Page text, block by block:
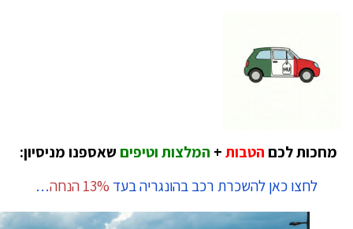
לכםהטבות+המלצות וטיפיםשאספנו מניסיון:
לחצו כאן להשכרת רכב בהונגריה בעד13% הנחה …